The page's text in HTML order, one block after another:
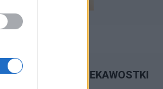
CIEKAWOSTKI